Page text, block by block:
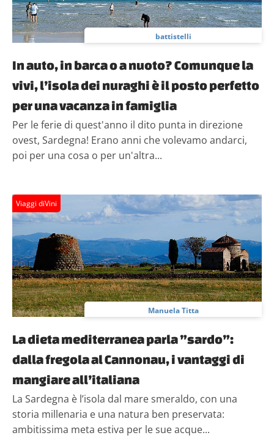
battistelli
In auto, in barca o a nuoto? Comunque la
vivi, l’isola dei nuraghi è il posto perfetto
per una vacanza in famiglia
Per le ferie di quest'anno il dito punta in direzione
ovest, Sardegna! Erano anni che volevamo andarci,
poi per una cosa o per un'altra...
Viaggi diVini
Manuela Titta
La dieta mediterranea parla ”sardo”:
dalla fregola al Cannonau, i vantaggi di
mangiare all’italiana
La Sardegna è l’isola dal mare smeraldo, con una
storia millenaria e una natura ben preservata:
ambitissima meta estiva per le sue acque...